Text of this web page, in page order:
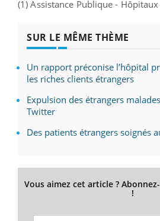
(1) Assistance Publique -
SUR LE MÊME THÈME
Un rapport préconise l’hôpital
les riches clients étrangers
Expulsion des étrangers
Twitter
Des patients étrangers soignés
Vous aimez cet article ?
!